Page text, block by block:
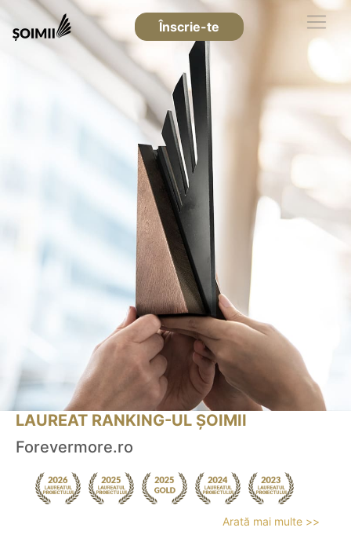
Înscrie-te
LAUREAT RANKING-UL ȘOIMII
Forevermore.ro
Arată mai multe >>